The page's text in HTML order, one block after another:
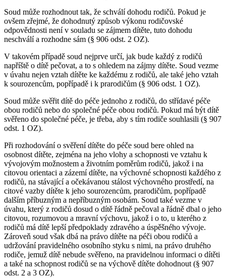
Soud může rozhodnout tak, že schválí dohodu rodičů. Pokud je
ovšem zřejmé, že dohodnutý způsob výkonu rodičovské
odpovědnosti není v souladu se zájmem dítěte, tuto dohodu
neschválí a rozhodne sám (§ 906 odst. 2 OZ).
V takovém případě soud nejprve určí, jak bude každý z rodičů
napříště o dítě pečovat, a to s ohledem na zájmy dítěte. Soud vezme
v úvahu nejen vztah dítěte ke každému z rodičů, ale také jeho vztah
k sourozencům, popřípadě i k prarodičům (§ 906 odst. 1 OZ).
Soud může svěřit dítě do péče jednoho z rodičů, do střídavé péče
obou rodičů nebo do společné péče obou rodičů. Pokud má být dítě
svěřeno do společné péče, je třeba, aby s tím rodiče souhlasili (§ 907
odst. 1 OZ).
Při rozhodování o svěření dítěte do péče soud bere ohled na
osobnost dítěte, zejména na jeho vlohy a schopnosti ve vztahu k
vývojovým možnostem a životním poměrům rodičů, jakož i na
citovou orientaci a zázemí dítěte, na výchovné schopnosti každého z
rodičů, na stávající a očekávanou stálost výchovného prostředí, na
citové vazby dítěte k jeho sourozencům, prarodičům, popřípadě
dalším příbuzným a nepříbuzným osobám. Soud také vezme v
úvahu, který z rodičů dosud o dítě řádně pečoval a řádně dbal o jeho
citovou, rozumovou a mravní výchovu, jakož i o to, u kterého z
rodičů má dítě lepší předpoklady zdravého a úspěšného vývoje.
Zároveň soud však dbá na právo dítěte na péči obou rodičů a
udržování pravidelného osobního styku s nimi, na právo druhého
rodiče, jemuž dítě nebude svěřeno, na pravidelnou informaci o dítěti
a také na schopnost rodičů se na výchově dítěte dohodnout (§ 907
odst. 2 a 3 OZ).